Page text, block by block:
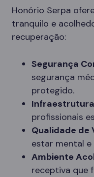
Honório Serpa
tranquilo e
recuperação:
Segurança
segurança
protegido.
profissionais
Qualidade de
estar mental e
Ambiente
receptiva que